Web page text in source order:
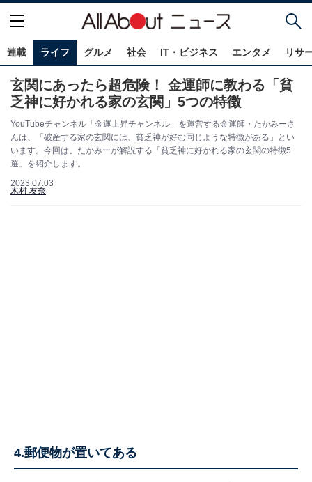
連載 ライフ グルメ 社会 IT・ビジネス エンタメ リサ
玄関にあったら超危険！ 金運師に教わる「貧
乏神に好かれる家の玄関」5つの特徴
YouTubeチャンネル「金運上昇チャンネル」を運営する金運師・たかみーさ
んは、「破産する家の玄関には、貧乏神が好む同じような特徴がある」とい
います。今回は、たかみーが解説する「貧乏神に好かれる家の玄関の特徴5
選」を紹介します。
2023.07.03
木村 友奈
4.郵便物が置いてある